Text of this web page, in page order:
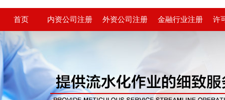
首页 内资公司注册 外资公司注册 金融行业注册 许